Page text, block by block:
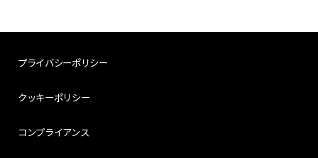
プライバシーポリシー
クッキーポリシー
コンプライアンス